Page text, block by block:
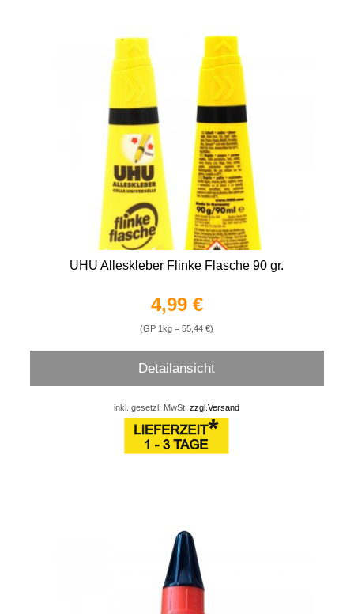
UHU Alleskleber Flinke Flasche 90 gr.
4,99 €
(GP 1kg = 55,44 €)
Detailansicht
inkl. gesetzl. MwSt.zzgl.Versand